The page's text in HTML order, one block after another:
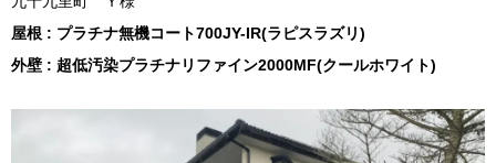
屋根 : プラチナ無機コート700JY-IR(ラピスラズリ)
外壁 : 超低汚染プラチナリファイン2000MF(クールホワイト)